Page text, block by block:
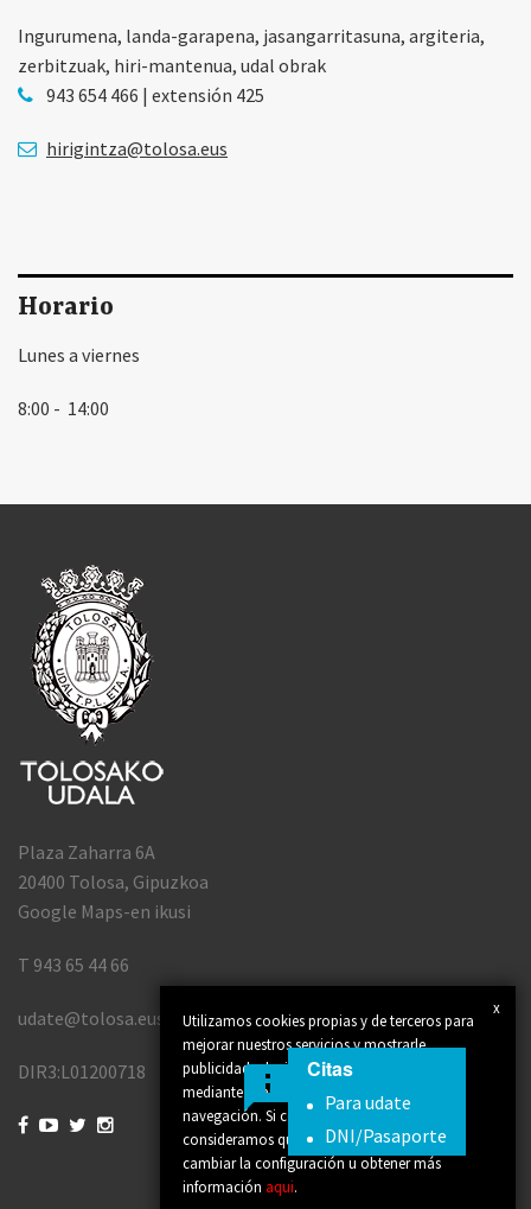
Citas
Para udate
DNI/Pasaporte
Ingurumena, landa-garapena, jasangarritasuna, argiteria,
zerbitzuak, hiri-mantenua, udal obrak
943 654 466 | extensión 425
hirigintza@tolosa.eus
Horario
Lunes a viernes
8:00 - 14:00
x
Utilizamos cookies propias y de terceros para
mejorar nuestros servicios y mostrarle
publicidad relacionada con sus preferencias
mediante el análisis de sus hábitos de
navegación. Si continúa navegando,
consideramos que acepta su uso. Puede
cambiar la configuración u obtener más
información aqui.
Plaza Zaharra 6A
20400 Tolosa, Gipuzkoa
Google Maps-en ikusi
T 943 65 44 66
udate@tolosa.eus
DIR3:L01200718
   